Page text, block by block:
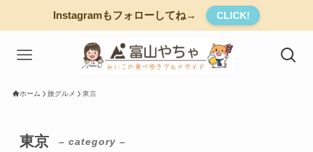
Instagramもフォローしてね→ CLICK!
ホーム 旅グルメ 東京
東京 – category –